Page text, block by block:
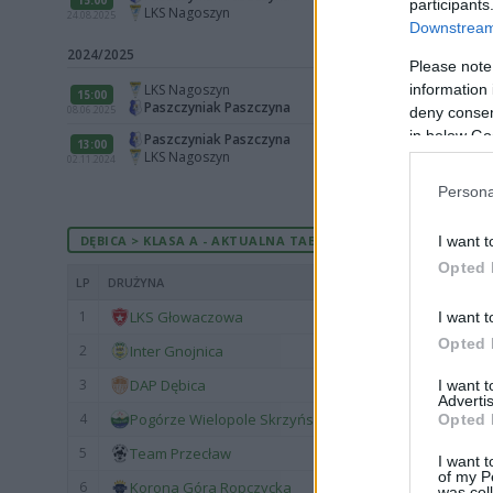
Please
information
deny
in below
I want
Opted
I want
Opted
I want
Opted
I want
of my
24.08.2025
LKS Nagoszyn
2024/2025
15:00
08.06.2025
LKS Nagoszyn
Paszczyniak Paszczyna
13:00
02.11.2024
Paszczyniak Paszczyna
LKS Nagoszyn
DĘBICA > KLASA A - AKTUALNA TABELA
LP DRUŻYNA
1 LKS Głowaczowa
2 Inter Gnojnica
3 DAP Dębica
4 Pogórze Wielopole Skrzyńskie
5 Team Przecław
6 Korona Góra Ropczycka